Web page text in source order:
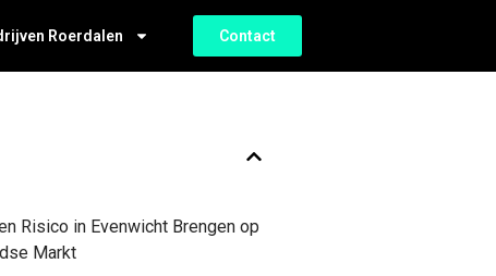
Roerdalen Contact
Risico in Evenwicht Brengen op
Markt